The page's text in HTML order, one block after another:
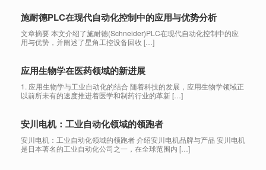
施耐德PLC在现代自动化控制中的应用与优势分析
文章摘要 本文介绍了施耐德(Schneider)PLC在现代自动化控制中的应
用与优势，并阐述了星角工控设备回收 […]
应用生物学在医药领域的新进展
1. 应用生物学与工业自动化的结合 随着科技的发展，应用生物学领域正
以前所未有的速度推进着医学和制药行业的革新 […]
安川电机：工业自动化领域的领跑者
安川电机：工业自动化领域的领跑者 介绍安川电机品牌与产品 安川电机
是日本著名的工业自动化公司之一，在全球范围内 […]